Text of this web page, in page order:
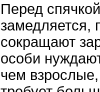
Перед
замедляется,
сокращают
особи
чем